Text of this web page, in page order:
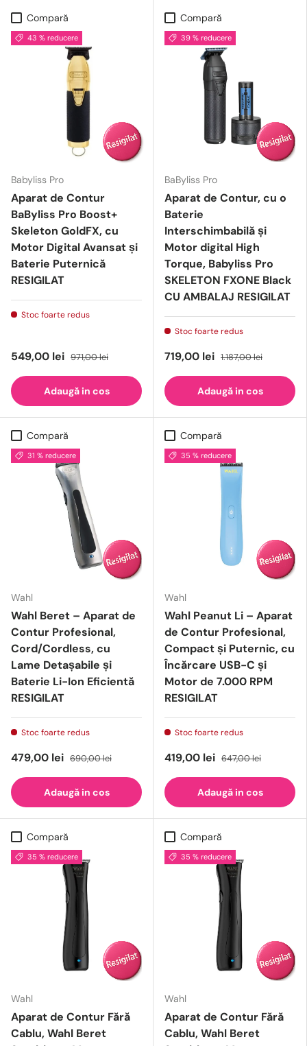
Compară
43 % reducere
Babyliss Pro
Aparat de Contur
BaByliss Pro Boost+
Skeleton GoldFX, cu
Motor Digital Avansat și
Baterie Puternică
RESIGILAT
Stoc foarte redus
549,00 lei 971,00 lei
Adaugă in cos
Compară
39 % reducere
BaByliss Pro
Aparat de Contur, cu o
Baterie
Interschimbabilă și
Motor digital High
Torque, Babyliss Pro
SKELETON FXONE Black
CU AMBALAJ RESIGILAT
Stoc foarte redus
719,00 lei 1.187,00 lei
Adaugă in cos
Compară
31 % reducere
Wahl
Wahl Beret – Aparat de
Contur Profesional,
Cord/Cordless, cu
Lame Detașabile și
Baterie Li-Ion Eficientă
RESIGILAT
Stoc foarte redus
479,00 lei 690,00 lei
Adaugă in cos
Compară
35 % reducere
Wahl
Wahl Peanut Li – Aparat
de Contur Profesional,
Compact și Puternic, cu
Încărcare USB-C și
Motor de 7.000 RPM
RESIGILAT
Stoc foarte redus
419,00 lei 647,00 lei
Adaugă in cos
Compară
35 % reducere
Wahl
Aparat de Contur Fără
Cablu, Wahl Beret
Compară
35 % reducere
Wahl
Aparat de Contur Fără
Cablu, Wahl Beret